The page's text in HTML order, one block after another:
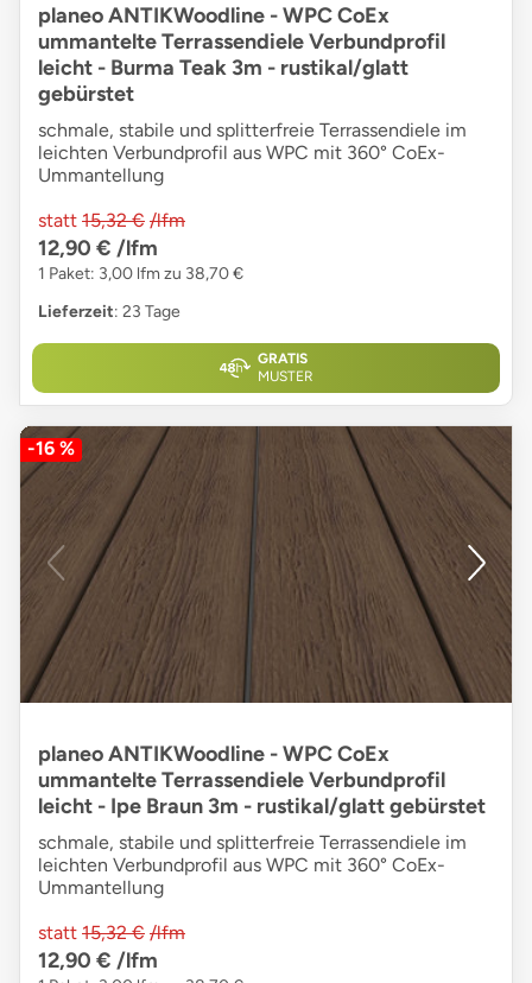
planeo ANTIKWoodline - WPC CoEx
ummantelte Terrassendiele Verbundprofil
leicht - Burma Teak 3m - rustikal/glatt
gebürstet
schmale, stabile und splitterfreie Terrassendiele im
leichten Verbundprofil aus WPC mit 360° CoEx-
Ummantellung
statt 15,32 € /lfm
12,90 € /lfm
1 Paket: 3,00 lfm zu 38,70 €
Lieferzeit: 23 Tage
GRATIS
MUSTER
-16 %
planeo ANTIKWoodline - WPC CoEx
ummantelte Terrassendiele Verbundprofil
leicht - Ipe Braun 3m - rustikal/glatt gebürstet
schmale, stabile und splitterfreie Terrassendiele im
leichten Verbundprofil aus WPC mit 360° CoEx-
Ummantellung
statt 15,32 € /lfm
12,90 € /lfm